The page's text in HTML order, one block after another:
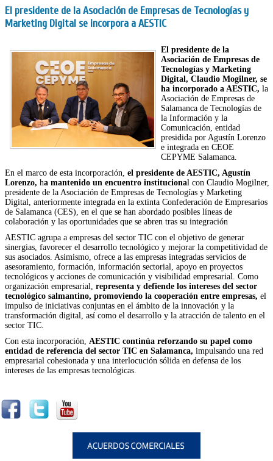
El presidente de la Asociación de Empresas de Tecnologías y
Marketing Digital se incorpora a AESTIC
El presidente de la
Asociación de Empresas de
Tecnologías y Marketing
Digital, Claudio Mogilner, se
ha incorporado a AESTIC, la
Asociación de Empresas de
Salamanca de Tecnologías de
la Información y la
Comunicación, entidad
presidida por Agustín Lorenzo
e integrada en CEOE
CEPYME Salamanca.
En el marco de esta incorporación, el presidente de AESTIC, Agustín
Lorenzo, ha mantenido un encuentro institucional con Claudio Mogilner,
presidente de la Asociación de Empresas de Tecnologías y Marketing
Digital, anteriormente integrada en la extinta Confederación de Empresarios
de Salamanca (CES), en el que se han abordado posibles líneas de
colaboración y las oportunidades que se abren tras su integración
AESTIC agrupa a empresas del sector TIC con el objetivo de generar
sinergias, favorecer el desarrollo tecnológico y mejorar la competitividad de
sus asociados. Asimismo, ofrece a las empresas integradas servicios de
asesoramiento, formación, información sectorial, apoyo en proyectos
tecnológicos y acciones de comunicación y visibilidad empresarial. Como
organización empresarial, representa y defiende los intereses del sector
tecnológico salmantino, promoviendo la cooperación entre empresas, el
impulso de iniciativas conjuntas en el ámbito de la innovación y la
transformación digital, así como el desarrollo y la atracción de talento en el
sector TIC.
Con esta incorporación, AESTIC continúa reforzando su papel como
entidad de referencia del sector TIC en Salamanca, impulsando una red
empresarial cohesionada y una interlocución sólida en defensa de los
intereses de las empresas tecnológicas.